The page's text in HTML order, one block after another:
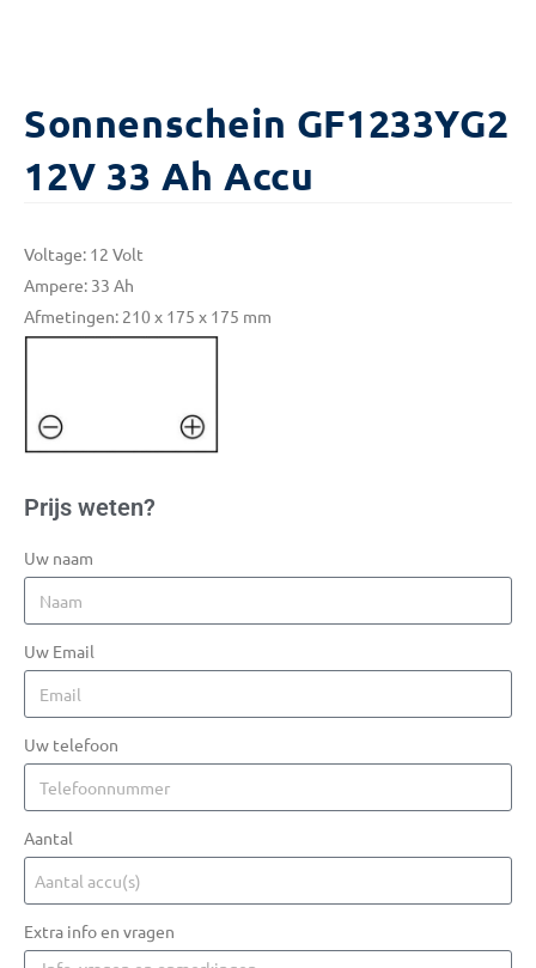
Sonnenschein GF1233YG2
12V 33 Ah Accu
Voltage: 12 Volt
Ampere: 33 Ah
Afmetingen: 210 x 175 x 175 mm
Prijs weten?
Uw naam
Uw Email
Uw telefoon
Aantal
Extra info en vragen